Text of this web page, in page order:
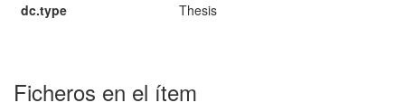
dc.type
Thesis
Ficheros en el ítem